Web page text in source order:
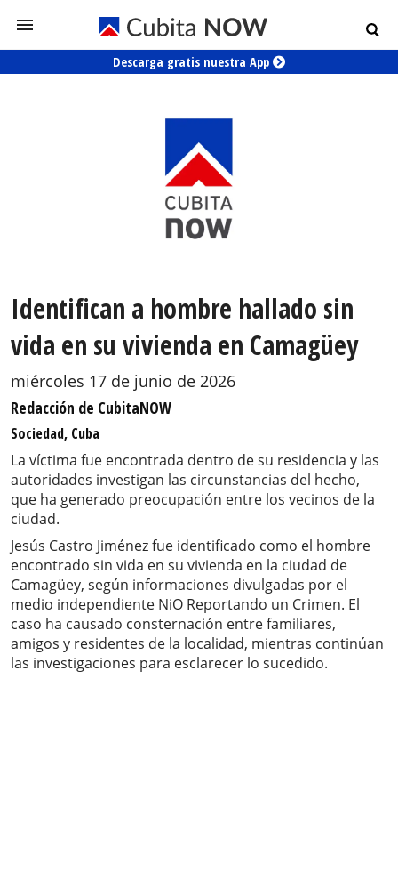
Descarga gratis nuestra App
Identifican a hombre hallado sin
vida en su vivienda en Camagüey
miércoles 17 de junio de 2026
Redacción de CubitaNOW
Sociedad, Cuba
La víctima fue encontrada dentro de su residencia y las
autoridades investigan las circunstancias del hecho,
que ha generado preocupación entre los vecinos de la
ciudad.
Jesús Castro Jiménez fue identificado como el hombre
encontrado sin vida en su vivienda en la ciudad de
Camagüey, según informaciones divulgadas por el
medio independiente NiO Reportando un Crimen. El
caso ha causado consternación entre familiares,
amigos y residentes de la localidad, mientras continúan
las investigaciones para esclarecer lo sucedido.